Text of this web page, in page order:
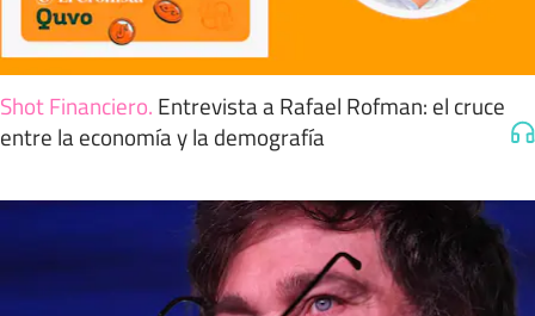
Shot Financiero. Entrevista a Rafael Rofman: el cruce
entre la economía y la demografía